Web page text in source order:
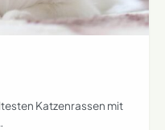
Katzenrassen mit